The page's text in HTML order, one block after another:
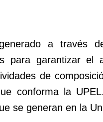
a través
para garantizar el
de
conforma la
se generan en la